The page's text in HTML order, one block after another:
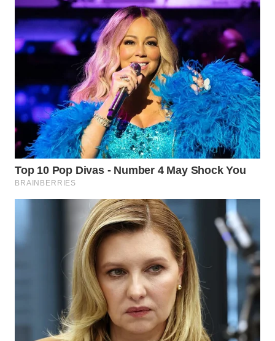
WN
DEPOK
TAPANULI
UTARA
WN
SAMOSIR
WN
PADANG
LAWAS
SUMEDANG
KEPULAUAN